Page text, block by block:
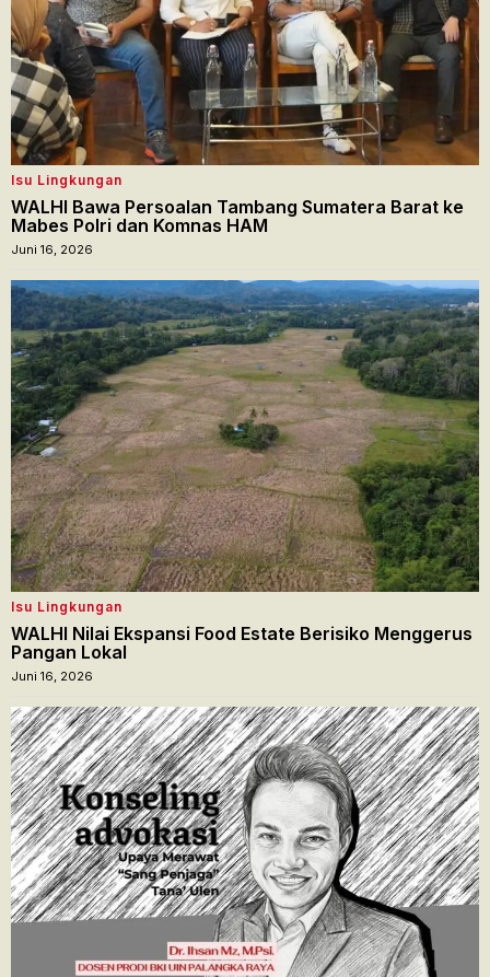
Isu Lingkungan
WALHI Bawa Persoalan Tambang Sumatera Barat ke
Mabes Polri dan Komnas HAM
Juni 16, 2026
Isu Lingkungan
WALHI Nilai Ekspansi Food Estate Berisiko Menggerus
Pangan Lokal
Juni 16, 2026